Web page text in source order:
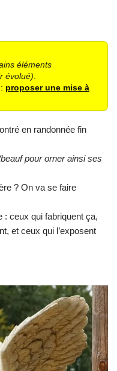
éléments
évolué)
proposer une mise à
en randonnée fin
pour orner ainsi ses
? On va se faire
: ceux qui fabriquent ça,
et ceux qui l’exposent